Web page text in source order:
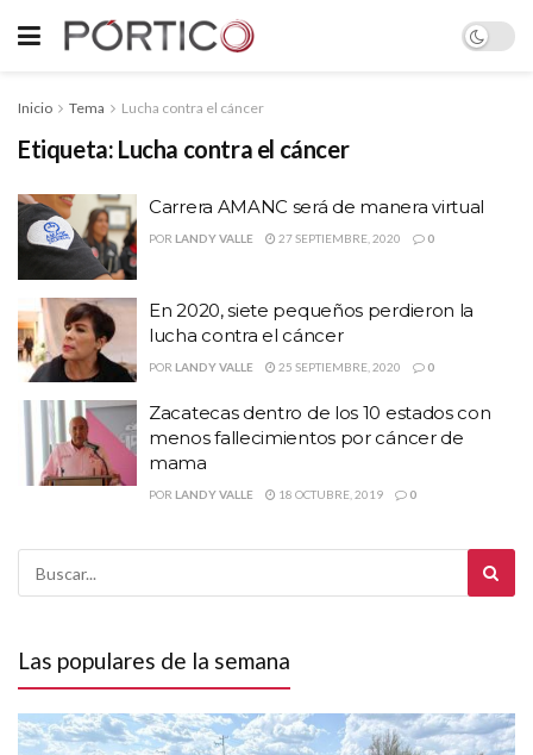
Inicio Tema Lucha contra el cáncer
Etiqueta: Lucha contra el cáncer
Carrera AMANC será de manera virtual
POR LANDY VALLE 27 SEPTIEMBRE, 2020 0
En 2020, siete pequeños perdieron la
lucha contra el cáncer
POR LANDY VALLE 25 SEPTIEMBRE, 2020 0
Zacatecas dentro de los 10 estados con
menos fallecimientos por cáncer de
mama
POR LANDY VALLE 18 OCTUBRE, 2019 0
Las populares de la semana